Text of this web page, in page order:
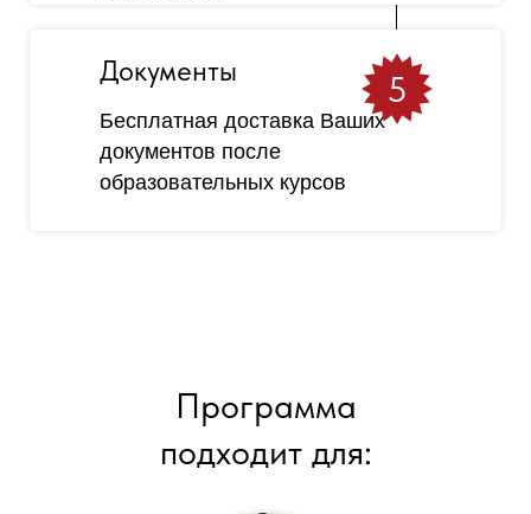
Документы
Бесплатная доставка Ваших
документов после
образовательных курсов
5
Программа
подходит для: